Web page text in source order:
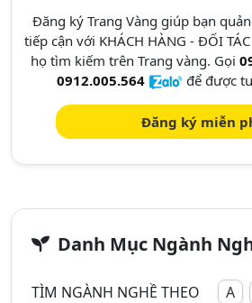
Đăng ký Trang Vàng giúp bạn
tiếp cận với KHÁCH HÀNG - ĐỐI
họ tìm kiếm trên Trang vàng. Gọi
0912.005.564
để được
Đăng ký miễn
Danh Mục Ngành
TÌM NGÀNH NGHỀ THEO A